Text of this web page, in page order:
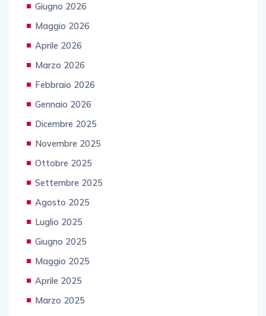
Giugno 2026
Maggio 2026
Aprile 2026
Marzo 2026
Febbraio 2026
Gennaio 2026
Dicembre 2025
Novembre 2025
Ottobre 2025
Settembre 2025
Agosto 2025
Luglio 2025
Giugno 2025
Maggio 2025
Aprile 2025
Marzo 2025